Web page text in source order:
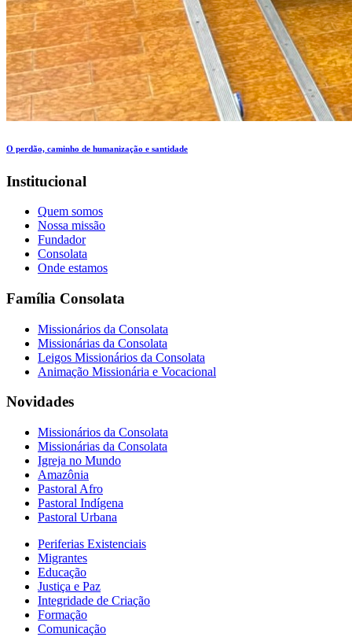
O perdão, caminho de humanização e santidade
Institucional
Quem somos
Nossa missão
Fundador
Consolata
Onde estamos
Família Consolata
Missionários da Consolata
Missionárias da Consolata
Leigos Missionários da Consolata
Animação Missionária e Vocacional
Novidades
Missionários da Consolata
Missionárias da Consolata
Igreja no Mundo
Amazônia
Pastoral Afro
Pastoral Indígena
Pastoral Urbana
Periferias Existenciais
Migrantes
Educação
Justiça e Paz
Integridade de Criação
Formação
Comunicação